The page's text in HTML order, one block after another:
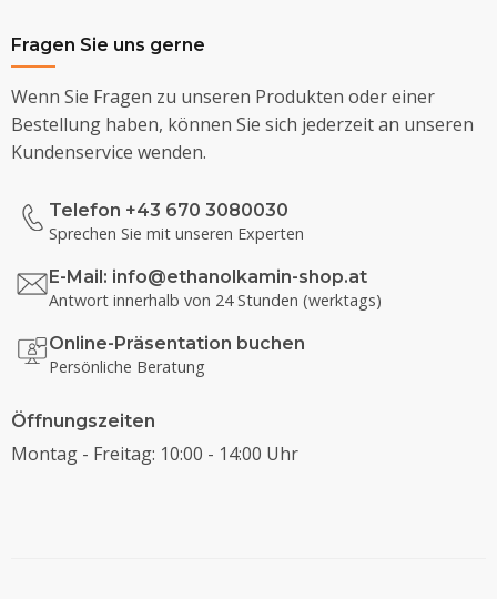
Fragen Sie uns gerne
Wenn Sie Fragen zu unseren Produkten oder einer
Bestellung haben, können Sie sich jederzeit an unseren
Kundenservice wenden.
Telefon +43 670 3080030
Sprechen Sie mit unseren Experten
E-Mail: info@ethanolkamin-shop.at
Antwort innerhalb von 24 Stunden (werktags)
Online-Präsentation buchen
Persönliche Beratung
Öffnungszeiten
Montag - Freitag: 10:00 - 14:00 Uhr